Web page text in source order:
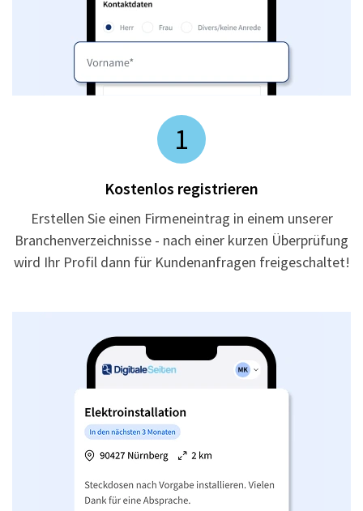
1
Kostenlos registrieren
Erstellen Sie einen Firmeneintrag in einem unserer
Branchenverzeichnisse - nach einer kurzen Überprüfung
wird Ihr Profil dann für Kundenanfragen freigeschaltet!